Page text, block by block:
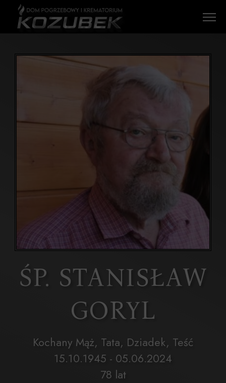
ŚP. STANISŁAW
GORYL
Kochany Mąż, Tata, Dziadek, Teść
15.10.1945 - 05.06.2024
78 lat